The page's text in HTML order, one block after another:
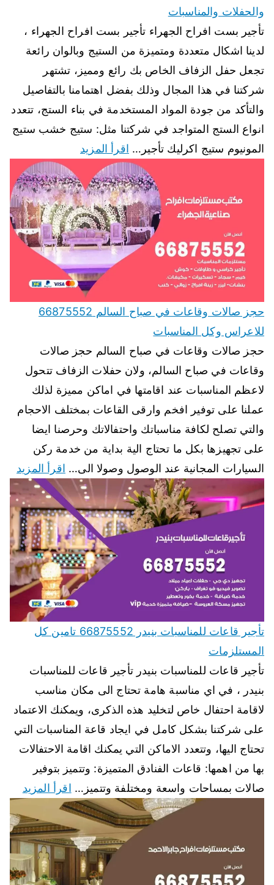
والحفلات والمناسبات
تأجير بست افراح الجهراء تأجير بست افراح الجهراء ،
لدينا اشكال متعددة ومتميزة من الستيج وبالوان رائعة
تجعل حفل الزفاف الخاص بك رائع ومميز، تشتهر
شركتنا في هذا المجال وذلك بفضل اهتمامنا بالتفاصيل
والتأكد من جودة المواد المستخدمة في بناء الستج، تتعدد
انواع الستج المتواجد في شركتنا مثل: ستيج خشب ستيج
المونيوم ستيج اكرليك تأجير… اقرأ المزيد
حجز صالات وقاعات في صباح السالم 66875552
للاعراس وكل المناسبات
حجز صالات وقاعات في صباح السالم حجز صالات
وقاعات في صباح السالم، ولان حفلات الزفاف تتحول
لاعظم المناسبات عند اقامتها في اماكن مميزة لذلك
عملنا على توفير افخم وارقى القاعات بمختلف الاحجام
والتي تصلح لكافة مناسباتك واحتفالاتك وحرصنا ايضا
على تجهيزها بكل ما تحتاج الية بداية من خدمة ركن
السيارات المجانية عند الوصول وصولا الى… اقرأ المزيد
تأجير قاعات للمناسبات بنيدر 66875552 تامين كل
المستلزمات
تأجير قاعات للمناسبات بنيدر تأجير قاعات للمناسبات
بنيدر ، في اي مناسبة هامة تحتاج الى مكان مناسب
لاقامة احتفال خاص لتخليد هذه الذكرى، ويمكنك الاعتماد
على شركتنا بشكل كامل في ايجاد قاعة المناسبات التي
تحتاج اليها، وتتعدد الاماكن التي يمكنك اقامة الاحتفالات
بها من اهمها: قاعات الفنادق المتميزة: وتتميز بتوفير
صالات بمساحات واسعة ومختلفة وتتميز… اقرأ المزيد